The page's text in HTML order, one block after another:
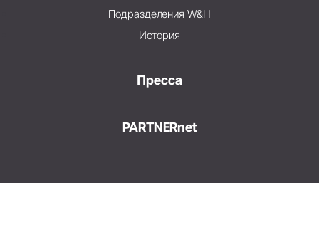
Подразделения W&H
История
Пресса
PARTNERnet